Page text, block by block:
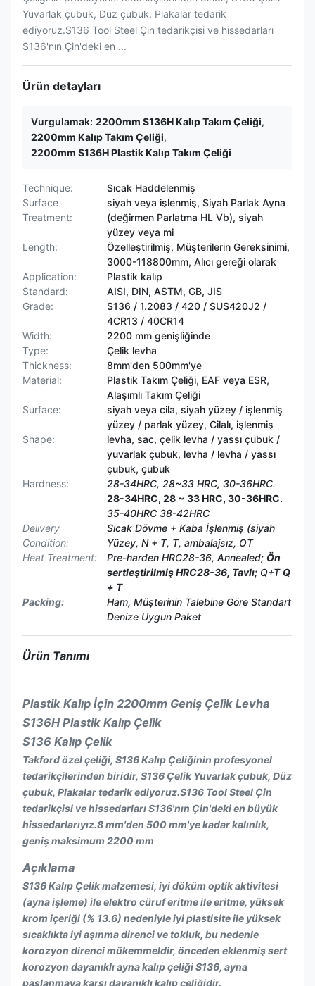
Yuvarlak çubuk, Düz çubuk, Plakalar tedarik
ediyoruz.S136 Tool Steel Çin tedarikçisi ve hissedarları
S136'nın Çin'deki en ...
Ürün detayları
Vurgulamak: 2200mm S136H Kalıp Takım Çeliği,
2200mm Kalıp Takım Çeliği,
2200mm S136H Plastik Kalıp Takım Çeliği
Technique:
Sıcak Haddelenmiş
Surface
Treatment:
siyah veya işlenmiş, Siyah Parlak Ayna
(değirmen Parlatma HL Vb), siyah
yüzey veya mi
Length:
Özelleştirilmiş, Müşterilerin Gereksinimi,
3000-118800mm, Alıcı gereği olarak
Application:
Plastik kalıp
Standard:
AISI, DIN, ASTM, GB, JIS
Grade:
S136 / 1.2083 / 420 / SUS420J2 /
4CR13 / 40CR14
Width:
2200 mm genişliğinde
Type:
Çelik levha
Thickness:
8mm'den 500mm'ye
Material:
Plastik Takım Çeliği, EAF veya ESR,
Alaşımlı Takım Çeliği
Surface:
siyah veya cila, siyah yüzey / işlenmiş
yüzey / parlak yüzey, Cilalı, işlenmiş
Shape:
levha, sac, çelik levha / yassı çubuk /
yuvarlak çubuk, levha / levha / yassı
çubuk, çubuk
Hardness:
28-34HRC, 28~33 HRC, 30-36HRC.
28-34HRC, 28 ~ 33 HRC, 30-36HRC.
35-40HRC 38-42HRC
Delivery
Condition:
Sıcak Dövme + Kaba İşlenmiş (siyah
Yüzey, N + T, T, ambalajsız, OT
Heat Treatment:
Pre-harden HRC28-36, Annealed; Ön
sertleştirilmiş HRC28-36, Tavlı; Q+T Q
+ T
Packing:
Ham, Müşterinin Talebine Göre Standart
Denize Uygun Paket
Ürün Tanımı
Plastik Kalıp İçin 2200mm Geniş Çelik Levha
S136H Plastik Kalıp Çelik
S136 Kalıp Çelik
Takford özel çeliği, S136 Kalıp Çeliğinin profesyonel
tedarikçilerinden biridir, S136 Çelik Yuvarlak çubuk, Düz
çubuk, Plakalar tedarik ediyoruz.S136 Tool Steel Çin
tedarikçisi ve hissedarları S136'nın Çin'deki en büyük
hissedarlarıyız.8 mm'den 500 mm'ye kadar kalınlık,
geniş maksimum 2200 mm
Açıklama
S136 Kalıp Çelik malzemesi, iyi döküm optik aktivitesi
(ayna işleme) ile elektro cüruf eritme ile eritme, yüksek
krom içeriği (% 13.6) nedeniyle iyi plastisite ile yüksek
sıcaklıkta iyi aşınma direnci ve tokluk, bu nedenle
korozyon direnci mükemmeldir, önceden eklenmiş sert
korozyon dayanıklı ayna kalıp çeliği S136, ayna
paslanmaya karşı dayanıklı kalıp çeliğidir.